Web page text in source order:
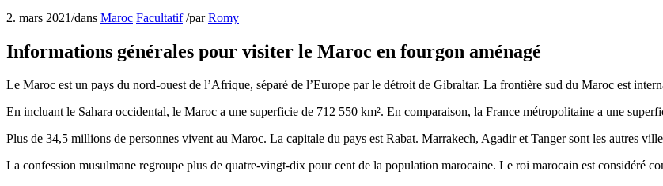
2. mars 2021/dans Maroc Facultatif /parRomy
Informations générales pour visiter le Maroc en fourgon aménagé
Le Maroc est un pays du nord-ouest de l’Afrique, séparé de l’Europe par le détroit de Gibraltar. La frontière sud du Maroc est
En incluant le Sahara occidental, le Maroc a une superficie de 712 550 km². En comparaison, la France métropolitaine a une
Plus de 34,5 millions de personnes vivent au Maroc. La capitale du pays est Rabat. Marrakech, Agadir et Tanger sont les autres
La confession musulmane regroupe plus de quatre-vingt-dix pour cent de la population marocaine. Le roi marocain est considéré